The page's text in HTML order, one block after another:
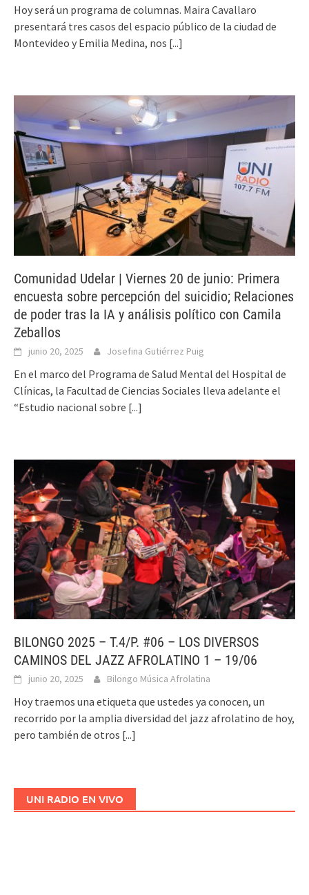
Hoy será un programa de columnas. Maira Cavallaro
presentará tres casos del espacio público de la ciudad de
Montevideo y Emilia Medina, nos [...]
Comunidad Udelar | Viernes 20 de junio: Primera
encuesta sobre percepción del suicidio; Relaciones
de poder tras la IA y análisis político con Camila
Zeballos
junio 20, 2025 Josefina Gutiérrez Puig
En el marco del Programa de Salud Mental del Hospital de
Clínicas, la Facultad de Ciencias Sociales lleva adelante el
“Estudio nacional sobre [...]
BILONGO 2025 – T.4/P. #06 – LOS DIVERSOS
CAMINOS DEL JAZZ AFROLATINO 1 – 19/06
junio 20, 2025 Bilongo Música Afrolatina
Hoy traemos una etiqueta que ustedes ya conocen, un
recorrido por la amplia diversidad del jazz afrolatino de hoy,
pero también de otros [...]
UNI RADIO EN VIVO